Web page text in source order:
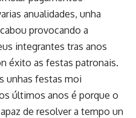
anualidades, unha
provocando a
integrantes tras anos
éxito as festas patronais.
unhas festas moi
últimos anos é porque o
de resolver a tempo un